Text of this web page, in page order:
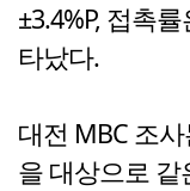
±3.4%P, 접촉
타났다.
대전 MBC 조
을 대상으로